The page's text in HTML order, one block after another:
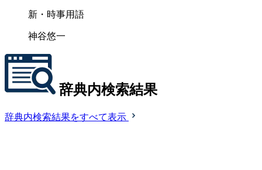
新・時事用語
神谷悠一
辞典内検索結果
辞典内検索結果をすべて表示